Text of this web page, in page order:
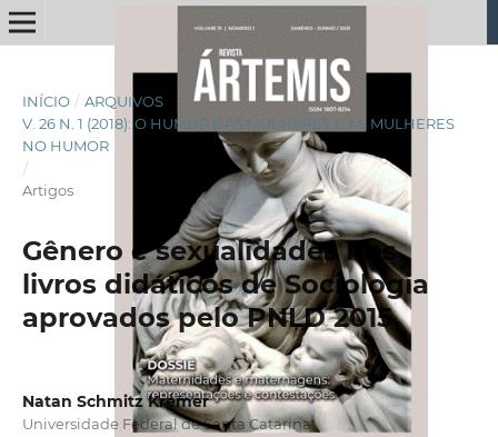
INÍCIO / ARQUIVOS
V. 26 N. 1 (2018): O HUMOR DAS MULHERES E AS MULHERES
NO HUMOR
/
Artigos
Gênero e sexualidades nos
livros didáticos de Sociologia
aprovados pelo PNLD 2015
Natan Schmitz Kremer
Universidade Federal de Santa Catarina